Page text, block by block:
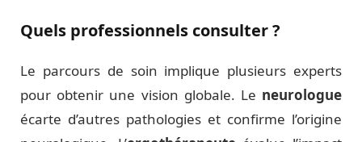
Quels professionnels consulter ?
Le parcours de soin implique plusieurs experts
pour obtenir une vision globale. Le neurologue
écarte d’autres pathologies et confirme l’origine